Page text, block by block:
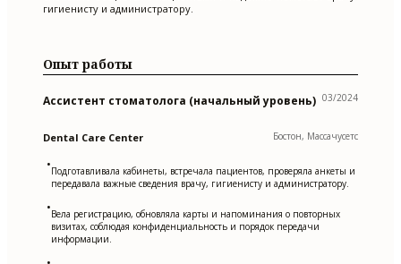
гигиенисту и администратору.
Опыт работы
Ассистент стоматолога (начальный уровень) 03/2024
Dental Care Center Бостон, Массачусетс
•Подготавливала кабинеты, встречала пациентов, проверяла анкеты и
передавала важные сведения врачу, гигиенисту и администратору.
•Вела регистрацию, обновляла карты и напоминания о повторных
визитах, соблюдая конфиденциальность и порядок передачи
информации.